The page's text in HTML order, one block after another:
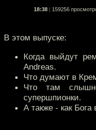
18:38 159256
В этом выпуске:
Когда выйдут
Andreas.
Что думают в
Что там
супершпионки.
А также - как